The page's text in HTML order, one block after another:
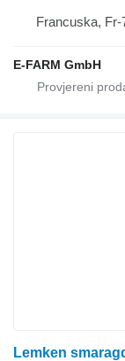
Francuska,
E-FARM GmbH
Lemken